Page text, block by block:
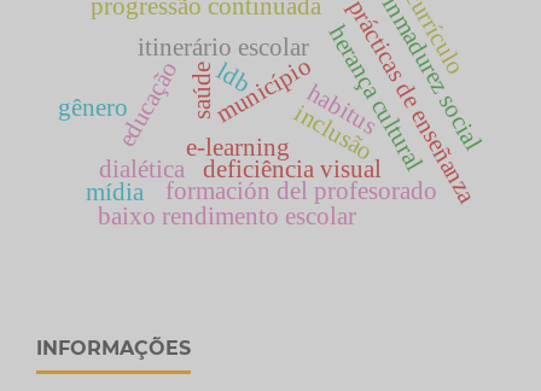
educação
deficiência visual
inclusão
e-learning
formación del profesorado
prácticas de enseñanza
habitus
herança cultural
itinerário escolar
baixo rendimento escolar
progressão continuada
saúde
dialética
inmadurez social
município
currículo
ldb
gênero
mídia
INFORMAÇÕES